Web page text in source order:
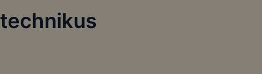
számtalan